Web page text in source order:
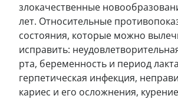
злокачественные
лет. Относительные
состояния, которые можно
исправить:
рта, беременность и период
герпетическая инфекция,
кариес и его осложнения,